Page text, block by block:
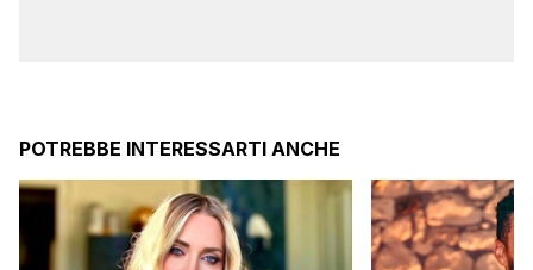
POTREBBE INTERESSARTI ANCHE